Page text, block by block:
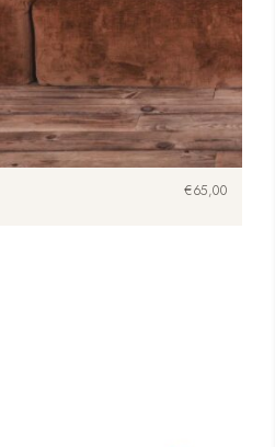
€65,00